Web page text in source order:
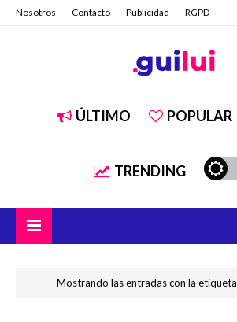
Nosotros Contacto Publicidad RGPD
ÚLTIMO POPULAR
TRENDING
Mostrando las entradas con la etiqueta